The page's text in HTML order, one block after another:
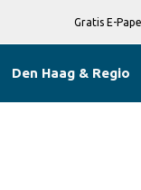
Gratis E-
Den Haag & Regio